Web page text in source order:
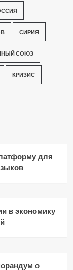
СИРИЯ
СОЮЗ
КРИЗИС
для
в экономику
о